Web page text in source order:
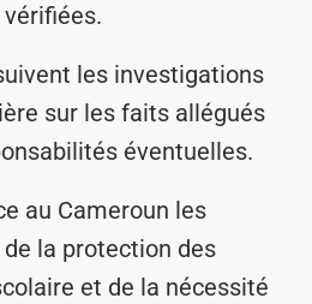
les investigations
sur les faits allégués
éventuelles.
au Cameroun les
la protection des
et de la nécessité